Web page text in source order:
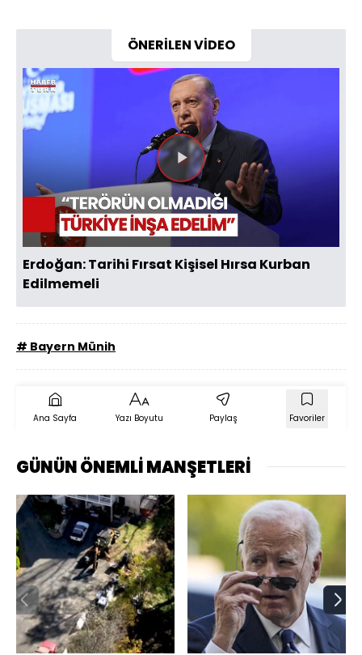
ÖNERİLEN VİDEO
Videoyu
Oynat
Erdoğan: Tarihi Fırsat Kişisel Hırsa Kurban
Edilmemeli
# Bayern Münih
Ana Sayfa Yazı Boyutu Paylaş Favoriler
GÜNÜN ÖNEMLİ MANŞETLERİ